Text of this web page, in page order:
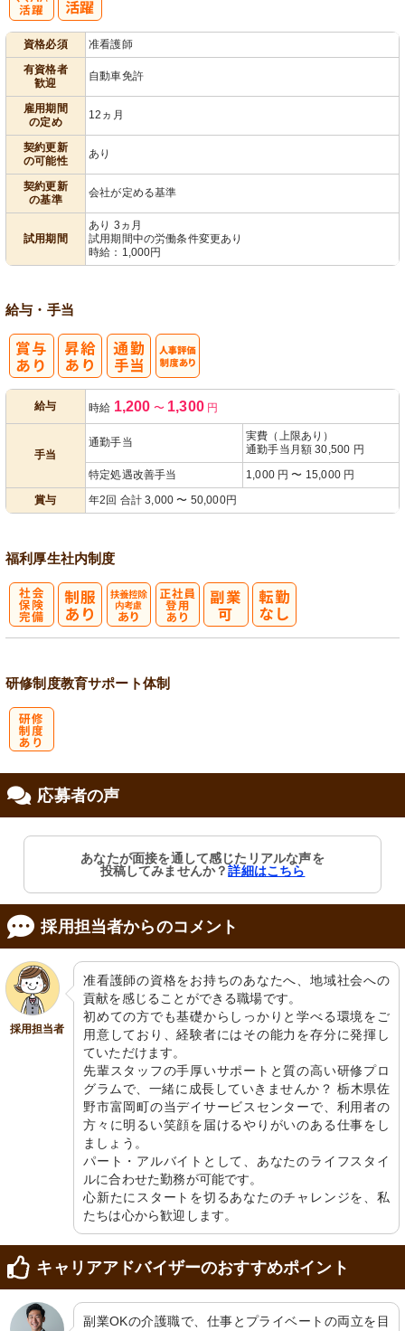
資格必須
准看護師
有資格者
歓迎
自動車免許
雇用期間
の定め
12ヵ月
契約更新
の可能性
あり
契約更新
の基準
会社が定める基準
試用期間
あり 3ヵ月
試用期間中の労働条件変更あり
時給：1,000円
給与・手当
給与 時給 1,200 〜 1,300円
手当
通勤手当
実費（上限あり）
通勤手当月額 30,500 円
特定処遇改善手当
1,000 円 〜 15,000 円
賞与
年2回 合計 3,000 〜 50,000円
福利厚生社内制度
研修制度教育サポート体制
応募者の声
あなたが面接を通して感じたリアルな声を
投稿してみませんか？詳細はこちら
採用担当者からのコメント
採用担当者
准看護師の資格をお持ちのあなたへ、地域社会への
貢献を感じることができる職場です。
初めての方でも基礎からしっかりと学べる環境をご
用意しており、経験者にはその能力を存分に発揮し
ていただけます。
先輩スタッフの手厚いサポートと質の高い研修プロ
グラムで、一緒に成長していきませんか？ 栃木県佐
野市富岡町の当デイサービスセンターで、利用者の
方々に明るい笑顔を届けるやりがいのある仕事をし
ましょう。
パート・アルバイトとして、あなたのライフスタイ
ルに合わせた勤務が可能です。
心新たにスタートを切るあなたのチャレンジを、私
たちは心から歓迎します。
キャリアアドバイザーのおすすめポイント
副業OKの介護職で、仕事とプライベートの両立を目